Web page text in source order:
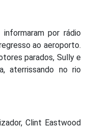
por rádio
ao aeroporto.
parados, Sully e
aterrissando no rio
Clint Eastwood